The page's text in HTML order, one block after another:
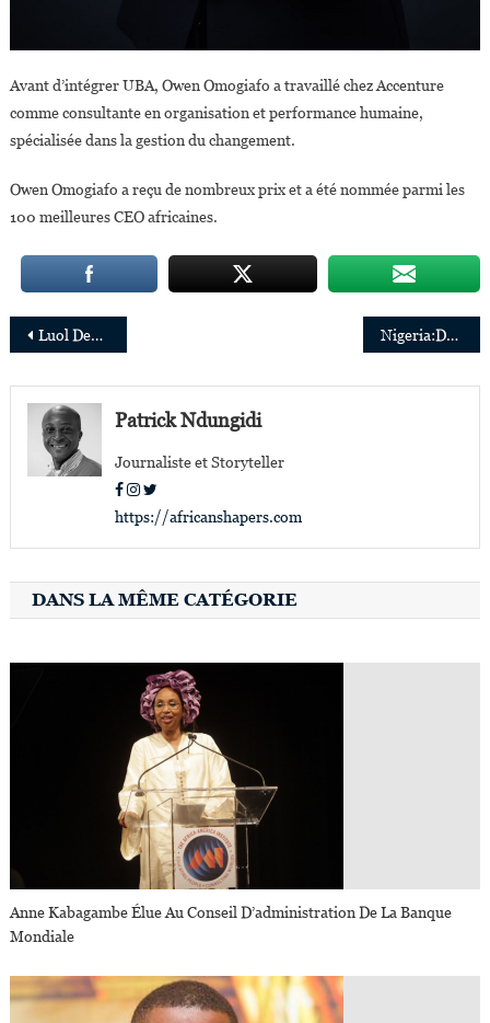
Avant d’intégrer UBA, Owen Omogiafo a travaillé chez Accenture
comme consultante en organisation et performance humaine,
spécialisée dans la gestion du changement.
Owen Omogiafo a reçu de nombreux prix et a été nommée parmi les
100 meilleures CEO africaines.
Navigation
de
l’article
Luol Deng,Double All-Star NBA, nommé Ambassadeur International la Basketball Africa League Nigeria:Dupe Olusola nouvelle Managing Director/CEO de Transcorp Hotels Plc
Patrick Ndungidi
Journaliste et Storyteller
https://africanshapers.com
DANS LA MÊME CATÉGORIE
Anne Kabagambe Élue Au Conseil D’administration De La Banque
Mondiale